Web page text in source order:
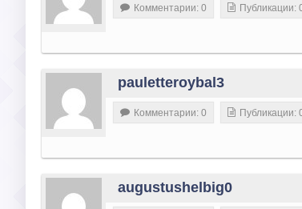
Комментарии: 0 Публикации:
pauletteroybal3
Комментарии: 0 Публикации:
augustushelbig0